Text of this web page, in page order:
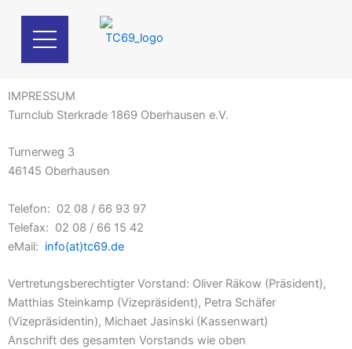
springen
IMPRESSUM
Turnclub Sterkrade 1869 Oberhausen e.V.
Turnerweg 3
46145 Oberhausen
Telefon: 02 08 / 66 93 97
Telefax: 02 08 / 66 15 42
eMail: info(at)tc69.de
Vertretungsberechtigter Vorstand: Oliver Räkow (Präsident),
Matthias Steinkamp (Vizepräsident), Petra Schäfer
(Vizepräsidentin), Michaet Jasinski (Kassenwart)
Anschrift des gesamten Vorstands wie oben